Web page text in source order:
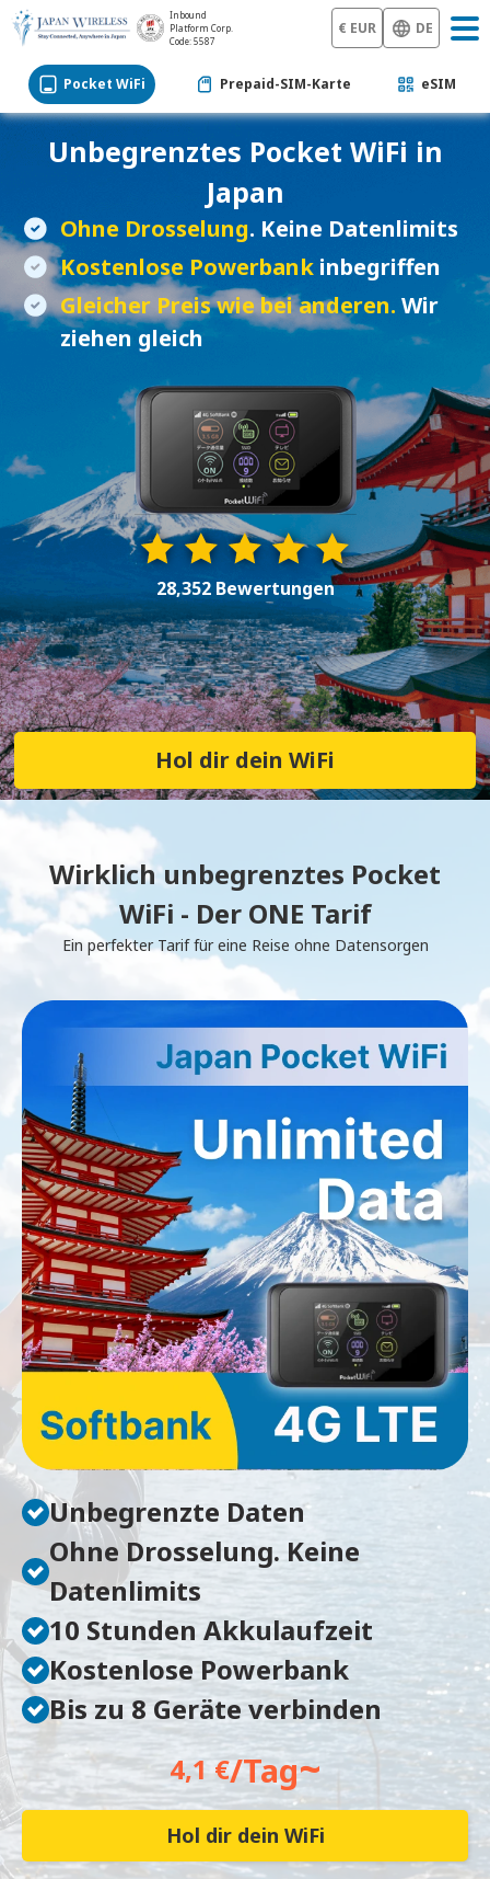
Inbound
Platform Corp.
Code: 5587
€ EUR DE
Pocket WiFi Prepaid-SIM-Karte eSIM
Unbegrenztes Pocket WiFi in
Japan
Ohne Drosselung. Keine Datenlimits
Kostenlose Powerbank inbegriffen
Gleicher Preis wie bei anderen. Wir
ziehen gleich
28,352 Bewertungen
Hol dir dein WiFi
Wirklich unbegrenztes Pocket
WiFi - Der ONE Tarif
Ein perfekter Tarif für eine Reise ohne Datensorgen
Unbegrenzte Daten
Ohne Drosselung. Keine
Datenlimits
10 Stunden Akkulaufzeit
Kostenlose Powerbank
Bis zu 8 Geräte verbinden
4,1 €/Tag~
Hol dir dein WiFi